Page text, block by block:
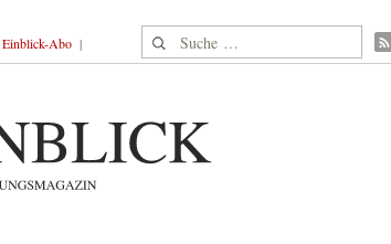
Einblick-Abo Suche nach: